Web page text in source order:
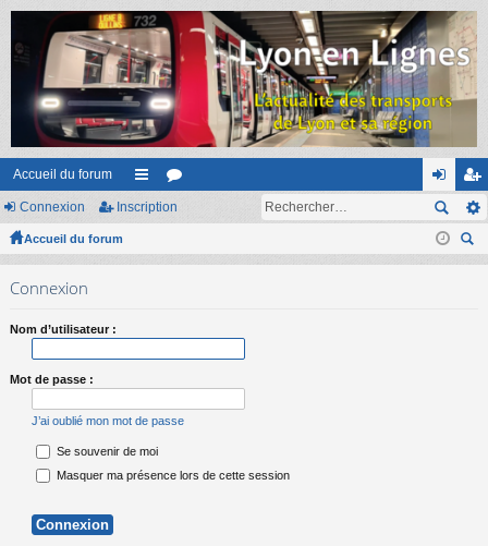
Accueil du forum
ac
s
or on
ne
ns
cri
Connexion Inscription
Accueil du forum
ec
Connexion
Nom d’utilisateur :
Mot de passe :
J’ai oublié mon mot de passe
Se souvenir de moi
Masquer ma présence lors de cette session